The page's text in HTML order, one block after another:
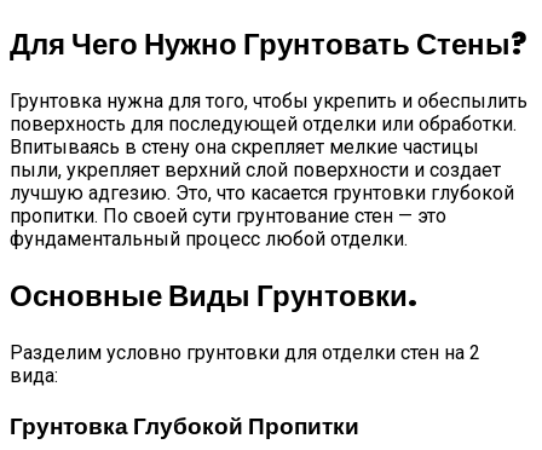
Для Чего Нужно Грунтовать Стены?
Грунтовка нужна для того, чтобы укрепить и обеспылить
поверхность для последующей отделки или обработки.
Впитываясь в стену она скрепляет мелкие частицы
пыли, укрепляет верхний слой поверхности и создает
лучшую адгезию. Это, что касается грунтовки глубокой
пропитки. По своей сути грунтование стен — это
фундаментальный процесс любой отделки.
Основные Виды Грунтовки.
Разделим условно грунтовки для отделки стен на 2
вида:
Грунтовка Глубокой Пропитки